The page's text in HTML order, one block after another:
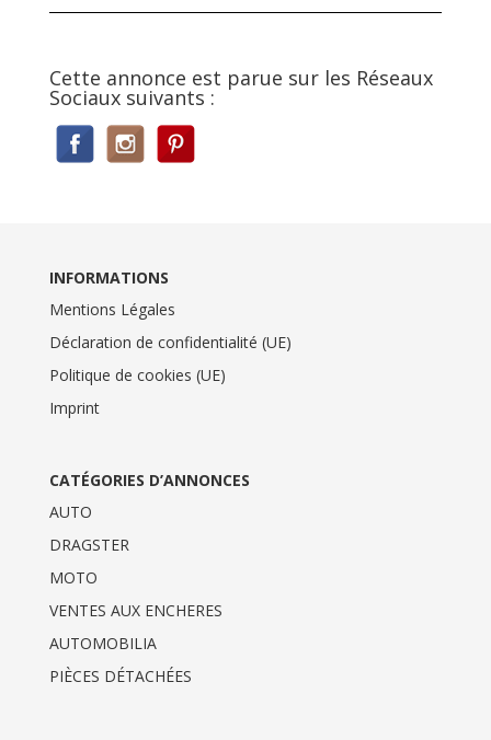
Cette annonce est parue sur les Réseaux
Sociaux suivants :
INFORMATIONS
Mentions Légales
Déclaration de confidentialité (UE)
Politique de cookies (UE)
Imprint
CATÉGORIES D’ANNONCES
AUTO
DRAGSTER
MOTO
VENTES AUX ENCHERES
AUTOMOBILIA
PIÈCES DÉTACHÉES